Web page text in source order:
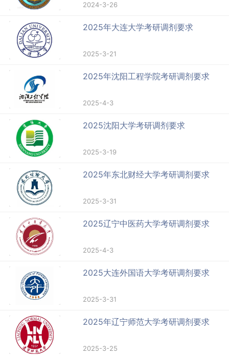
2024-3-26
2025年大连大学考研调剂要求
2025-3-21
2025年沈阳工程学院考研调剂要求
2025-4-3
2025沈阳大学考研调剂要求
2025-3-19
2025年东北财经大学考研调剂要求
2025-3-31
2025辽宁中医药大学考研调剂要求
2025-4-3
2025大连外国语大学考研调剂要求
2025-3-31
2025年辽宁师范大学考研调剂要求
2025-3-25